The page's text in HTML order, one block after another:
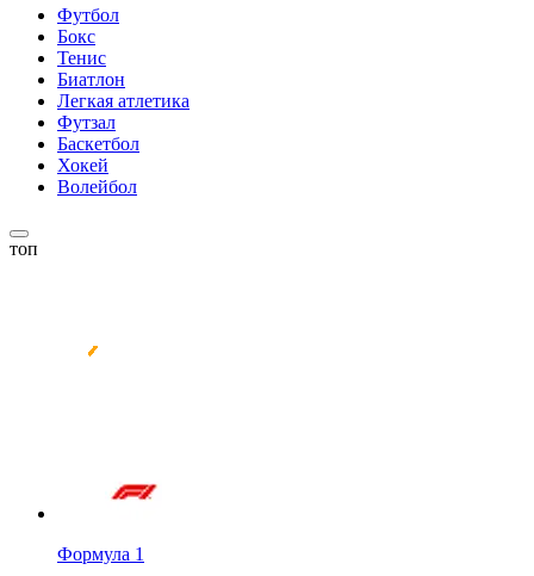
Футбол
Бокс
Тенис
Биатлон
Легкая атлетика
Футзал
Баскетбол
Хокей
Волейбол
топ
Формула 1